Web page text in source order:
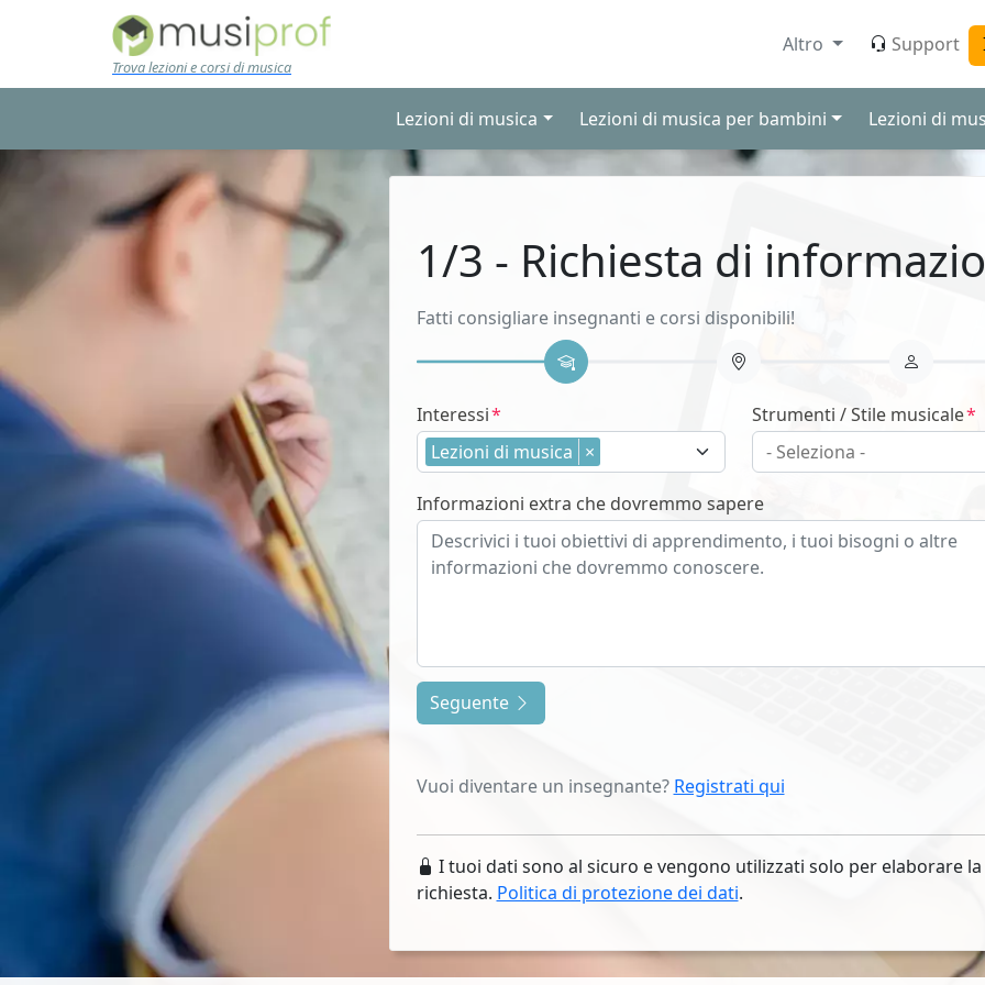
Skip to main content
Trova lezioni e corsi di musica
Altro Support
Lezioni di musica Lezioni di musica per bambini Lezioni di
1/3 - Richiesta di
Fatti consigliare insegnanti e corsi disponibili!
Interessi
Lezioni di musica ×
Strumenti / Stile musicale
Informazioni extra che dovremmo sapere
Seguente
Vuoi diventare un insegnante? Registrati qui
I tuoi dati sono al sicuro e vengono utilizzati solo per elaborare
richiesta. Politica di protezione dei dati.